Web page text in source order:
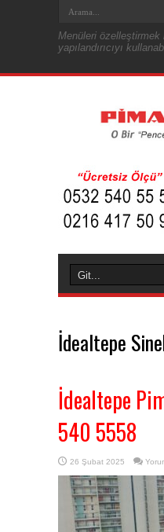
Menüleri özelleştirmek
yapılandırıcıyı
İdealtepe
İdealtepe
540 5558
26 Şubat 2025